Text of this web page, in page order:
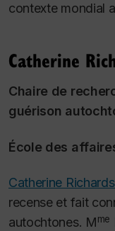
contexte mondial
Catherine
Chaire de
guérison
École des
Catherine
recense et fait
autochtones. Mme